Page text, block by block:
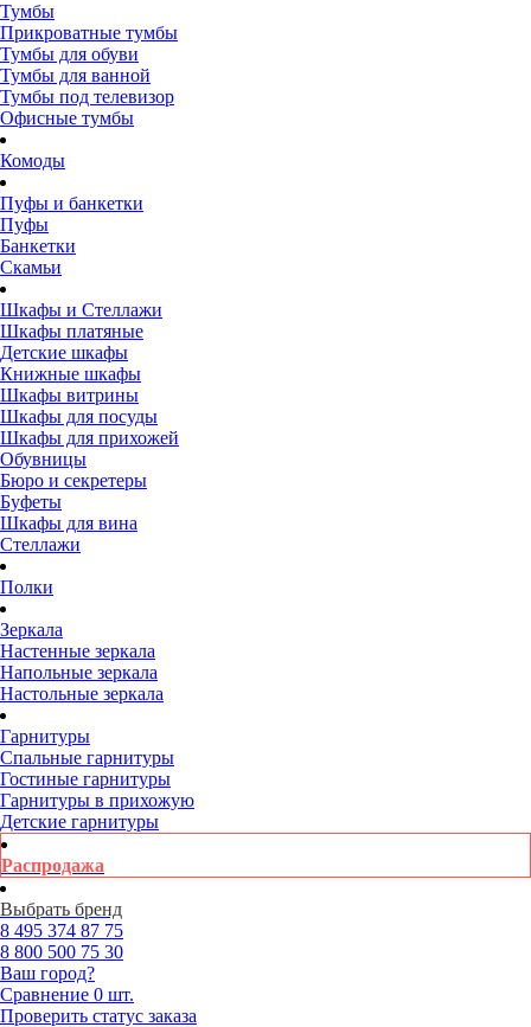
Тумбы
Прикроватные тумбы
Тумбы для обуви
Тумбы для ванной
Тумбы под телевизор
Офисные тумбы
Комоды
Пуфы и банкетки
Пуфы
Банкетки
Скамьи
Шкафы и Стеллажи
Шкафы платяные
Детские шкафы
Книжные шкафы
Шкафы витрины
Шкафы для посуды
Шкафы для прихожей
Обувницы
Бюро и секретеры
Буфеты
Шкафы для вина
Стеллажи
Полки
Зеркала
Настенные зеркала
Напольные зеркала
Настольные зеркала
Гарнитуры
Спальные гарнитуры
Гостиные гарнитуры
Гарнитуры в прихожую
Детские гарнитуры
Распродажа
Выбрать бренд
8 495 374 87 75
8 800 500 75 30
Ваш город?
Сравнение 0 шт.
Проверить статус заказа